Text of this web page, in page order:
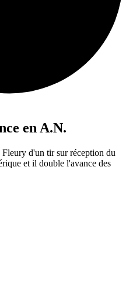
en A.N.
d'un tir sur réception du
et il double l'avance des